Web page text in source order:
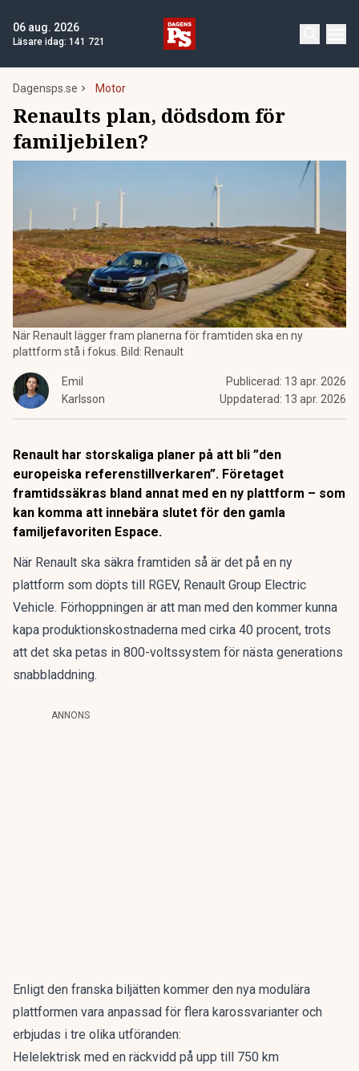
06 aug. 2026
Läsare idag: 141 721
Dagensps.se Motor
Renaults plan, dödsdom för
familjebilen?
När Renault lägger fram planerna för framtiden ska en ny
plattform stå i fokus. Bild: Renault
Emil
Karlsson
Publicerad: 13 apr. 2026
Uppdaterad: 13 apr. 2026
Renault har storskaliga planer på att bli ”den
europeiska referenstillverkaren”. Företaget
framtidssäkras bland annat med en ny plattform – som
kan komma att innebära slutet för den gamla
familjefavoriten Espace.
När Renault ska säkra framtiden så är det på en ny
plattform som döpts till RGEV, Renault Group Electric
Vehicle. Förhoppningen är att man med den kommer kunna
kapa produktionskostnaderna med cirka 40 procent, trots
att det ska petas in 800-voltssystem för nästa generations
snabbladdning.
ANNONS
Enligt den franska biljätten kommer den nya modulära
plattformen vara anpassad för flera karossvarianter och
erbjudas i tre olika utföranden:
Helelektrisk med en räckvidd på upp till 750 km